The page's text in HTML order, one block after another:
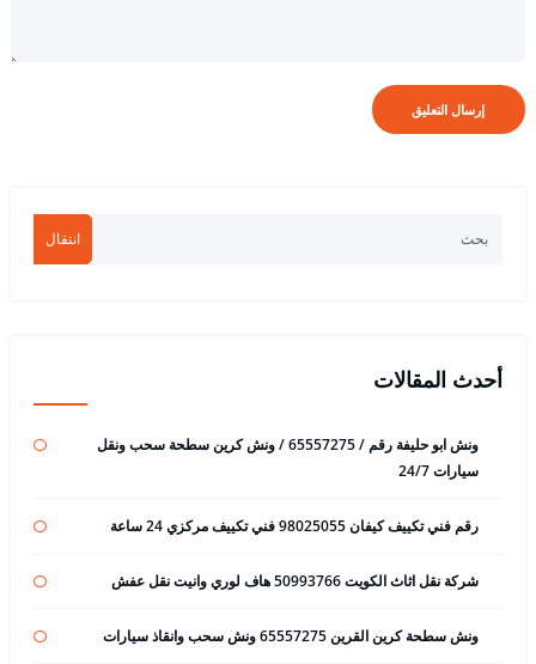
انتقال
أحدث المقالات
ونش ابو حليفة رقم / 65557275 / ونش كرين سطحة سحب ونقل
سيارات 24/7
رقم فني تكييف كيفان 98025055 فني تكييف مركزي 24 ساعة
شركة نقل اثاث الكويت 50993766 هاف لوري وانيت نقل عفش
ونش سطحة كرين القرين 65557275 ونش سحب وانقاذ سيارات